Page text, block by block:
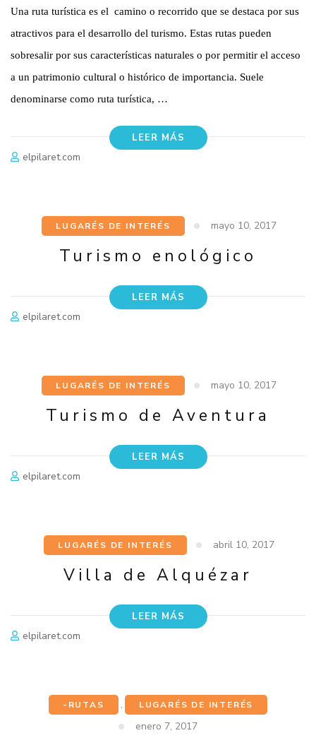
Una ruta turística es el camino o recorrido que se destaca por sus
atractivos para el desarrollo del turismo. Estas rutas pueden
sobresalir por sus características naturales o por permitir el acceso
a un patrimonio cultural o histórico de importancia. Suele
denominarse como ruta turística, …
LEER MÁS
elpilaret.com
LUGARÉS DE INTERÉS mayo 10, 2017
Turismo enológico
LEER MÁS
elpilaret.com
LUGARÉS DE INTERÉS mayo 10, 2017
Turismo de Aventura
LEER MÁS
elpilaret.com
LUGARÉS DE INTERÉS abril 10, 2017
Villa de Alquézar
LEER MÁS
elpilaret.com
-RUTAS , LUGARÉS DE INTERÉS
enero 7, 2017